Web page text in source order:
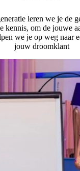
leren we je de
kennis, om de jouwe
we je op weg naar
jouw droomklant